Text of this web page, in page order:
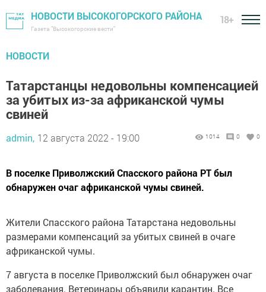
НОВОСТИ ВЫСОКОГОРСКОГО РАЙОНА
Газета "Высокогорские вести"
18+
НОВОСТИ
Татарстанцы недовольны компенсацией
за убитых из-за африканской чумы
свиней
admin, 12 августа 2022 - 19:00 1014 0 0
В поселке Приволжский Спасского района РТ был
обнаружен очаг африканской чумы свиней.
Жители Спасского района Татарстана недовольны
размерами компенсаций за убитых свиней в очаге
африканской чумы.
7 августа в поселке Приволжский был обнаружен очаг
заболевания. Ветеринары объявили карантин. Все